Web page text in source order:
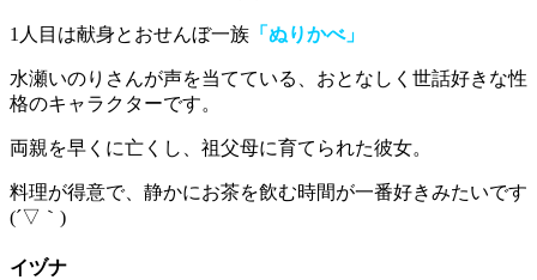
1人目は献身とおせんぼ一族 「ぬりかべ」
水瀬いのりさんが声を当てている、 おとなしく世話好きな性
格のキャラクターです。
両親を早くに亡くし、祖父母に育てられた彼女。
料理が得意で、 静かにお茶を飲む時間が一番好きみたいです
(´▽｀)
イヅナ